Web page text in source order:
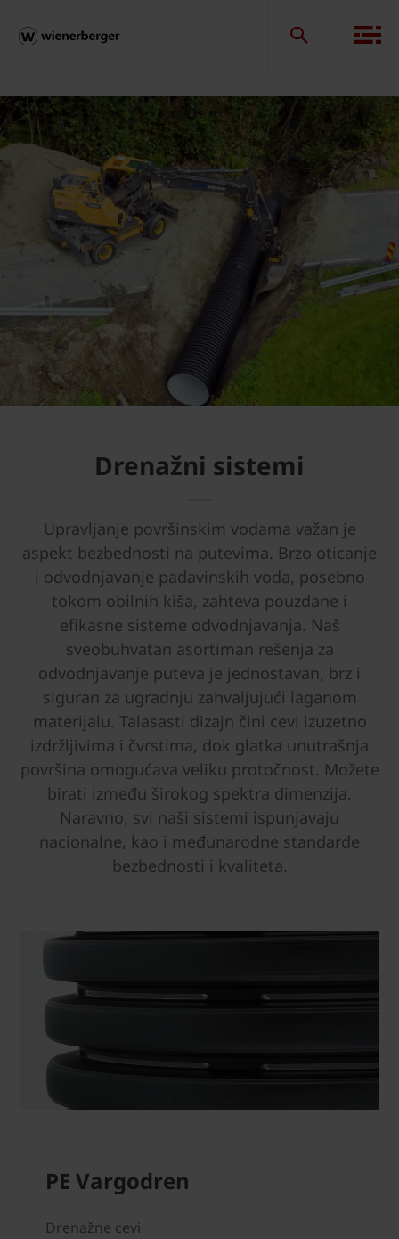
Drenažni sistemi
Upravljanje površinskim vodama važan je
aspekt bezbednosti na putevima. Brzo oticanje
i odvodnjavanje padavinskih voda, posebno
tokom obilnih kiša, zahteva pouzdane i
efikasne sisteme odvodnjavanja. Naš
sveobuhvatan asortiman rešenja za
odvodnjavanje puteva je jednostavan, brz i
siguran za ugradnju zahvaljujući laganom
materijalu. Talasasti dizajn čini cevi izuzetno
izdržljivima i čvrstima, dok glatka unutrašnja
površina omogućava veliku protočnost. Možete
birati između širokog spektra dimenzija.
Naravno, svi naši sistemi ispunjavaju
nacionalne, kao i međunarodne standarde
bezbednosti i kvaliteta.
PE Vargodren
Drenažne cevi